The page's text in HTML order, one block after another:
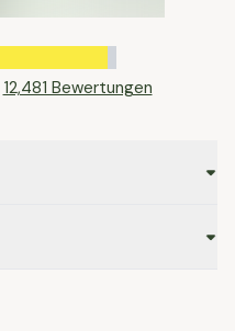
12,481 Bewertungen